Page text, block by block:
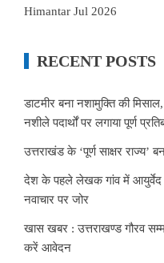
Himantar Jul 2026
RECENT POSTS
डाटमीर बना नशामुक्ति की
नशीले पदार्थों पर लगाया पूर्ण
उत्तराखंड के ‘पूर्ण साक्षर राज्य’
देश के पहले लेखक गांव में आयुर्वेद
नवाचार पर जोर
खास खबर : उत्तराखण्ड गौरव
करें आवेदन